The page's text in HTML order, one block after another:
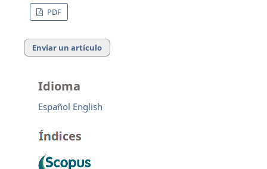
PDF
Enviar un artículo
Idioma
Español English